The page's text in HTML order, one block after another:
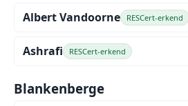
Albert Vandoorne RESCert-erkend
Ashrafi RESCert-erkend
Blankenberge